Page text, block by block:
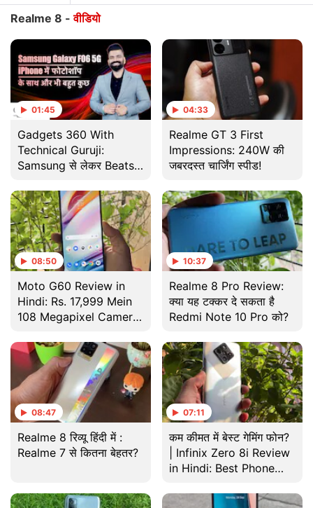
Realme 8 -वीडियो
01:45
Gadgets 360 With
Technical Guruji:
Samsung से लेकर Beats
बड़ी Tech Updates
04:33
Realme GT 3 First
Impressions: 240W की
जबरदस्त चार्जिंग स्पीड!
08:50
Moto G60 Review in
Hindi: Rs. 17,999 Mein
108 Megapixel Camera,
Kaisi?
10:37
Realme 8 Pro Review:
क्या यह टक्कर दे सकता है
Redmi Note 10 Pro को?
08:47
Realme 8 रिव्यू हिंदी में :
Realme 7 से कितना बेहतर?
07:11
कम कीमत में बेस्ट गेमिंग फोन?
| Infinix Zero 8i Review
in Hindi: Best Phone